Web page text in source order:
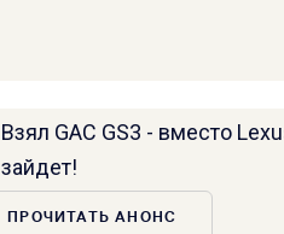
Взял GAC GS3 - вместо
зайдет!
ПРОЧИТАТЬ АНОНС